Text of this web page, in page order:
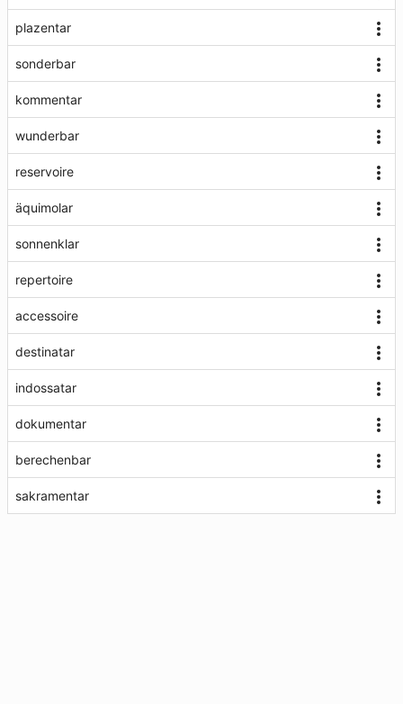
plazentar
sonderbar
kommentar
wunderbar
reservoire
äquimolar
sonnenklar
repertoire
accessoire
destinatar
indossatar
dokumentar
berechenbar
sakramentar